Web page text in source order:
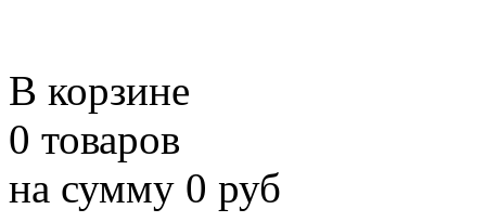
В корзине
0 товаров
на сумму 0 руб